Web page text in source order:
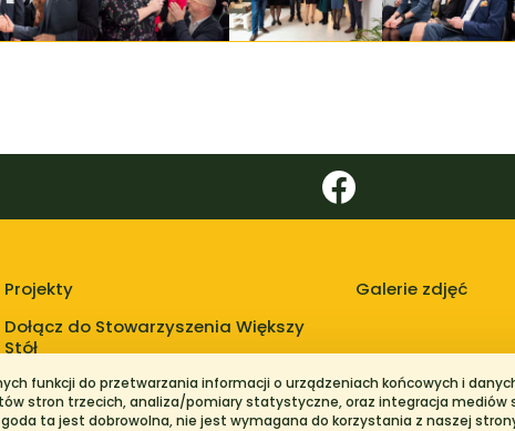
Projekty
Dołącz do Stowarzyszenia Większy
Stół
Galerie zdjęć
funkcji do przetwarzania informacji o urządzeniach końcowych i
stron trzecich, analiza/pomiary statystyczne, oraz integracja mediów
ta jest dobrowolna, nie jest wymagana do korzystania z naszej